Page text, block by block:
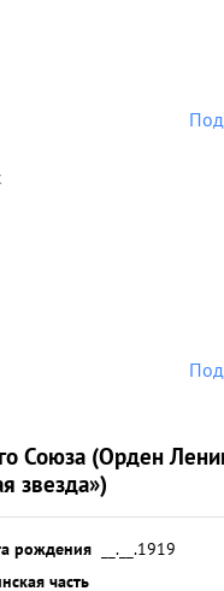
Союза (Орден
звезда»)
рождения
__.__.1919
часть